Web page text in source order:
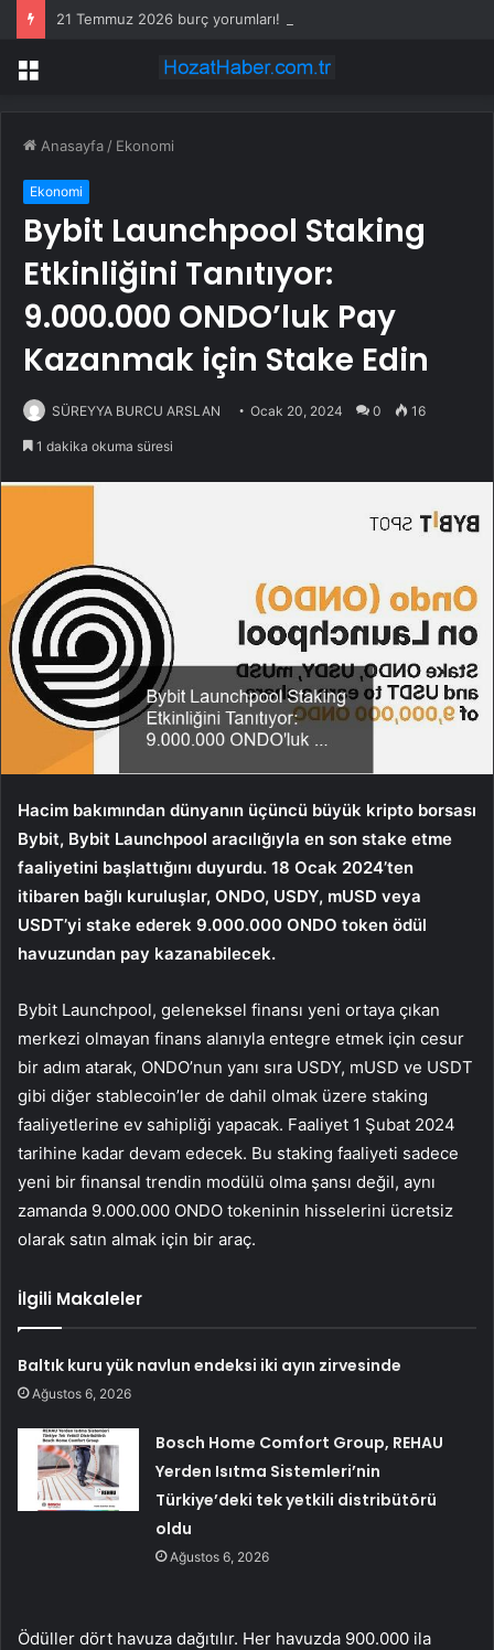
Menü
Anasayfa / Ekonomi
Ekonomi
Bybit Launchpool Staking
Etkinliğini Tanıtıyor:
9.000.000 ONDO’luk Pay
Kazanmak için Stake Edin
SÜREYYA BURCU ARSLAN Ocak 20, 2024 0 16
1 dakika okuma süresi
Hacim bakımından dünyanın üçüncü büyük kripto borsası
Bybit, Bybit Launchpool aracılığıyla en son stake etme
faaliyetini başlattığını duyurdu. 18 Ocak 2024’ten
itibaren bağlı kuruluşlar, ONDO, USDY, mUSD veya
USDT’yi stake ederek 9.000.000 ONDO token ödül
havuzundan pay kazanabilecek.
Bybit Launchpool, geleneksel finansı yeni ortaya çıkan
merkezi olmayan finans alanıyla entegre etmek için cesur
bir adım atarak, ONDO’nun yanı sıra USDY, mUSD ve USDT
gibi diğer stablecoin’ler de dahil olmak üzere staking
faaliyetlerine ev sahipliği yapacak. Faaliyet 1 Şubat 2024
tarihine kadar devam edecek. Bu staking faaliyeti sadece
yeni bir finansal trendin modülü olma şansı değil, aynı
zamanda 9.000.000 ONDO tokeninin hisselerini ücretsiz
olarak satın almak için bir araç.
İlgili Makaleler
Baltık kuru yük navlun endeksi iki ayın zirvesinde
Ağustos 6, 2026
Bosch Home Comfort Group, REHAU
Yerden Isıtma Sistemleri’nin
Türkiye’deki tek yetkili distribütörü
oldu
Ağustos 6, 2026
Ödüller dört havuza dağıtılır. Her havuzda 900.000 ila